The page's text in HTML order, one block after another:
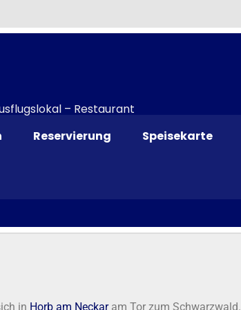
– Restaurant
Reservierung Speisekarte
in Horb am Neckaram Tor zum Schwarzwald.